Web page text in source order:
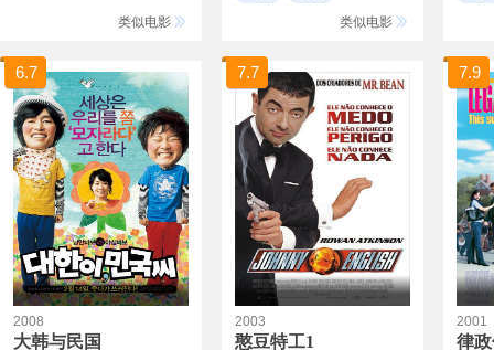
类似电影
类似电影
6.7
2008
大韩与民国
7.7
2003
憨豆特工1
7.9
2001
律